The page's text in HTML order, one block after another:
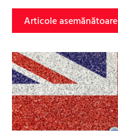
Articole asemănătoare